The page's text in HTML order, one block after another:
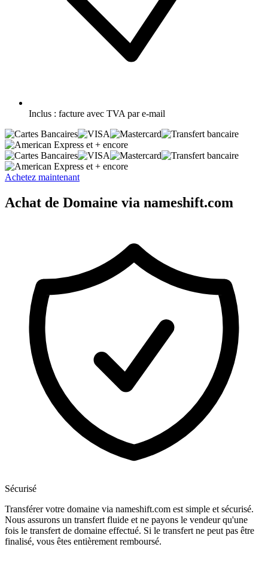
Inclus : facture avec TVA par e-mail
et + encore
et + encore
Achetez maintenant
Achat de Domaine via nameshift.com
Sécurisé
Transférer votre domaine via nameshift.com est simple et sécurisé.
Nous assurons un transfert fluide et ne payons le vendeur qu'une
fois le transfert de domaine effectué. Si le transfert ne peut pas être
finalisé, vous êtes entièrement remboursé.